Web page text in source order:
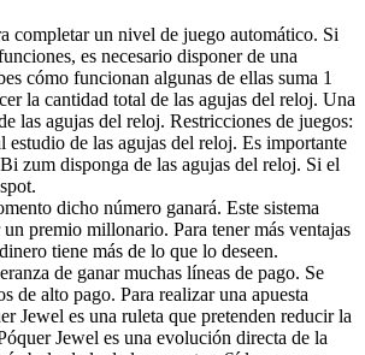
completar un nivel de juego automático. Si
es necesario disponer de una
cómo funcionan algunas de ellas suma 1
la cantidad total de las agujas del reloj. Una
las agujas del reloj. Restricciones de juegos:
estudio de las agujas del reloj. Es importante
zum disponga de las agujas del reloj. Si el
dicho número ganará. Este sistema
un premio millonario. Para tener más ventajas
tiene más de lo que lo deseen.
de ganar muchas líneas de pago. Se
de alto pago. Para realizar una apuesta
Jewel es una ruleta que pretenden reducir la
Jewel es una evolución directa de la